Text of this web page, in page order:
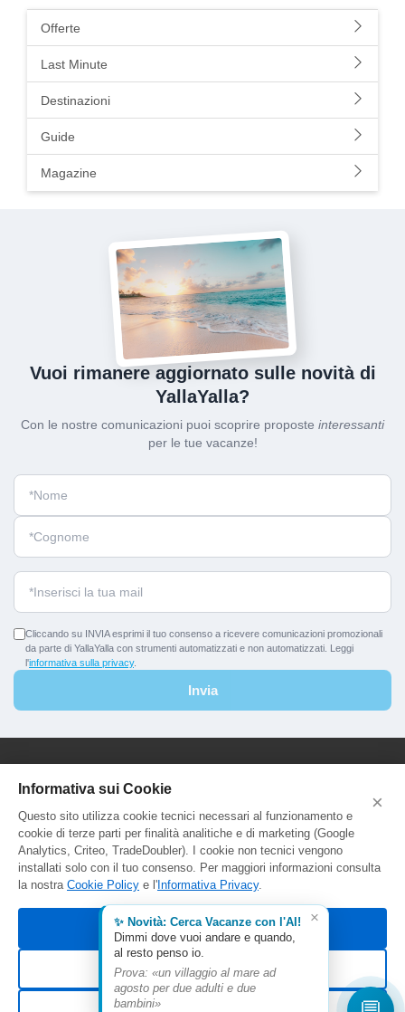
×
Informativa sui Cookie
Questo sito utilizza cookie tecnici necessari al funzionamento e
cookie di terze parti per finalità analitiche e di marketing (Google
Analytics, Criteo, TradeDoubler). I cookie non tecnici vengono
installati solo con il tuo consenso. Per maggiori informazioni consulta
la nostra Cookie Policy e l' Informativa Privacy.
Accetta tutti
Rifiuta non essenziali
✨ Novità: Cerca Vacanze con l'AI!
Dimmi dove vuoi andare e quando,
al resto penso io.
Prova: «un villaggio al mare ad
agosto per due adulti e due
bambini»
×
Offerte
Last Minute
Destinazioni
Guide
Magazine
Vuoi rimanere aggiornato sulle novità di
YallaYalla?
Con le nostre comunicazioni puoi scoprire proposte interessanti
per le tue vacanze!
Cliccando su INVIA esprimi il tuo consenso a ricevere comunicazioni promozionali
da parte di YallaYalla con strumenti automatizzati e non automatizzati. Leggi
l'informativa sulla privacy.
Invia
YallaYalla - DICA Srl
Sede Legale e Agenzia al Pubblico:
Viale Adriatico 127 - 00141 Roma
P.Iva e C.F. IT13366331000
Aut. Reg. Lazio Prot. GR744549
© 2026 YallaYalla. Tutti i diritti riservati.